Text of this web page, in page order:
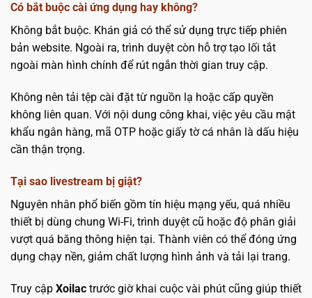
Có bắt buộc cài ứng dụng hay không?
Không bắt buộc. Khán giả có thể sử dụng trực tiếp phiên
bản website. Ngoài ra, trình duyệt còn hỗ trợ tạo lối tắt
ngoài màn hình chính để rút ngắn thời gian truy cập.
Không nên tải tệp cài đặt từ nguồn lạ hoặc cấp quyền
không liên quan. Với nội dung công khai, việc yêu cầu mật
khẩu ngân hàng, mã OTP hoặc giấy tờ cá nhân là dấu hiệu
cần thận trọng.
Tại sao livestream bị giật?
Nguyên nhân phổ biến gồm tín hiệu mạng yếu, quá nhiều
thiết bị dùng chung Wi-Fi, trình duyệt cũ hoặc độ phân giải
vượt quá băng thông hiện tại. Thành viên có thể đóng ứng
dụng chạy nền, giảm chất lượng hình ảnh và tải lại trang.
Truy cập Xoilac trước giờ khai cuộc vài phút cũng giúp thiết